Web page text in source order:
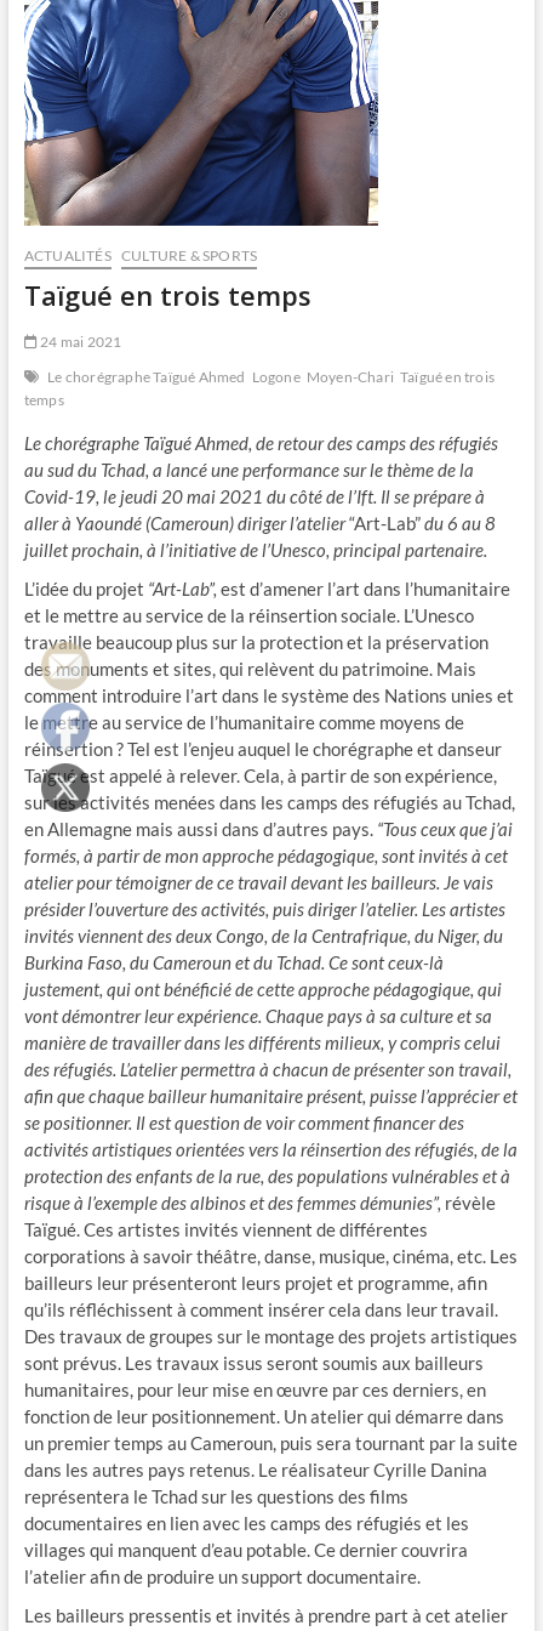
ACTUALITÉS CULTURE & SPORTS
Taïgué en trois temps
24 mai 2021
Le chorégraphe Taïgué Ahmed Logone Moyen-Chari Taïgué en trois
temps
Le chorégraphe Taïgué Ahmed, de retour des camps des réfugiés
au sud du Tchad, a lancé une performance sur le thème de la
Covid-19, le jeudi 20 mai 2021 du côté de l’Ift. Il se prépare à
aller à Yaoundé (Cameroun) diriger l’atelier“Art-Lab”du 6 au 8
juillet prochain, à l’initiative de l’Unesco, principal partenaire.
L’idée du projet “Art-Lab”, est d’amener l’art dans l’humanitaire
et le mettre au service de la réinsertion sociale. L’Unesco
travaille beaucoup plus sur la protection et la préservation
des monuments et sites, qui relèvent du patrimoine. Mais
comment introduire l’art dans le système des Nations unies et
le mettre au service de l’humanitaire comme moyens de
réinsertion ? Tel est l’enjeu auquel le chorégraphe et danseur
Taïgué est appelé à relever. Cela, à partir de son expérience,
sur les activités menées dans les camps des réfugiés au Tchad,
en Allemagne mais aussi dans d’autres pays. “Tous ceux que j’ai
formés, à partir de mon approche pédagogique, sont invités à cet
atelier pour témoigner de ce travail devant les bailleurs. Je vais
présider l’ouverture des activités, puis diriger l’atelier. Les artistes
invités viennent des deux Congo, de la Centrafrique, du Niger, du
Burkina Faso, du Cameroun et du Tchad. Ce sont ceux-là
justement, qui ont bénéficié de cette approche pédagogique, qui
vont démontrer leur expérience. Chaque pays à sa culture et sa
manière de travailler dans les différents milieux, y compris celui
des réfugiés. L’atelier permettra à chacun de présenter son travail,
afin que chaque bailleur humanitaire présent, puisse l’apprécier et
se positionner. Il est question de voir comment financer des
activités artistiques orientées vers la réinsertion des réfugiés, de la
protection des enfants de la rue, des populations vulnérables et à
risque à l’exemple des albinos et des femmes démunies”, révèle
Taïgué. Ces artistes invités viennent de différentes
corporations à savoir théâtre, danse, musique, cinéma, etc. Les
bailleurs leur présenteront leurs projet et programme, afin
qu’ils réfléchissent à comment insérer cela dans leur travail.
Des travaux de groupes sur le montage des projets artistiques
sont prévus. Les travaux issus seront soumis aux bailleurs
humanitaires, pour leur mise en œuvre par ces derniers, en
fonction de leur positionnement. Un atelier qui démarre dans
un premier temps au Cameroun, puis sera tournant par la suite
dans les autres pays retenus. Le réalisateur Cyrille Danina
représentera le Tchad sur les questions des films
documentaires en lien avec les camps des réfugiés et les
villages qui manquent d’eau potable. Ce dernier couvrira
l’atelier afin de produire un support documentaire.
Les bailleurs pressentis et invités à prendre part à cet atelier